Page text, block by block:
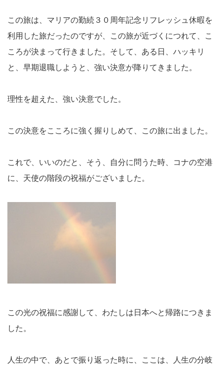
この旅は、マリアの勤続３０周年記念リフレッシュ休暇を
利用した旅だったのですが、この旅が近づくにつれて、こ
ころが決まって行きました。そして、ある日、ハッキリ
と、早期退職しようと、強い決意が降りてきました。
理性を超えた、強い決意でした。
この決意をこころに強く握りしめて、この旅に出ました。
これで、いいのだと、そう、自分に問うた時、コナの空港
に、天使の階段の祝福がございました。
この光の祝福に感謝して、わたしは日本へと帰路につきま
した。
人生の中で、あとで振り返った時に、ここは、人生の分岐